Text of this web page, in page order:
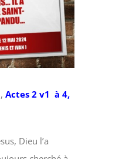
,Actes 2 v1 à 4,
Dieu l’a